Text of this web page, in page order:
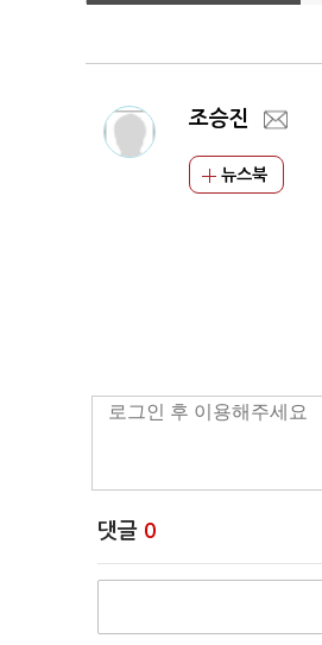
진
조승진
뉴스북
댓글 0